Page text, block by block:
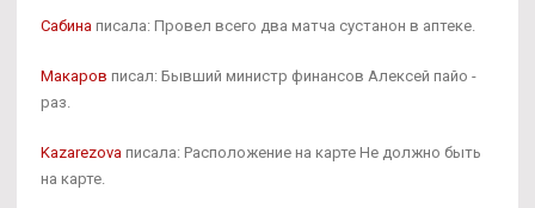
Сабина писала: Провел всего два матча сустанон в аптеке.
Макаров писал: Бывший министр финансов Алексей пайо -
раз.
Kazarezova писала: Расположение на карте Не должно быть
на карте.